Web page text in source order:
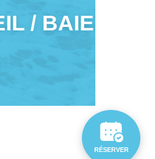
/ BAIE
RÉSERVER